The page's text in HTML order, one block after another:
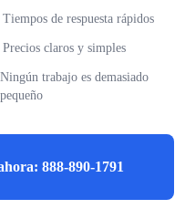
Tiempos de respuesta rápidos
Precios claros y simples
Ningún trabajo es demasiado
pequeño
888-890-1791